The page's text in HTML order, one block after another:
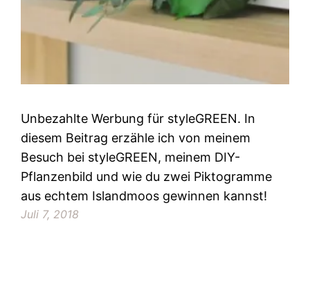
Unbezahlte Werbung für styleGREEN. In
diesem Beitrag erzähle ich von meinem
Besuch bei styleGREEN, meinem DIY-
Pflanzenbild und wie du zwei Piktogramme
aus echtem Islandmoos gewinnen kannst!
Juli 7, 2018